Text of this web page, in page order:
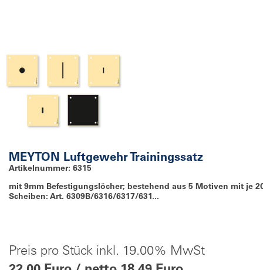
MEYTON Luftgewehr Trainingssatz
Artikelnummer: 6315
mit 9mm Befestigungslöcher; bestehend aus 5 Motiven mit je
Scheiben: Art. 6309B/6316/6317/631...
Preis pro Stück inkl. 19.00% MwSt